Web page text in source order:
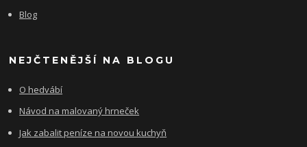
Blog
NEJČTENĚJŠÍ NA BLOGU
O hedvábí
Návod na malovaný hrneček
Jak zabalit peníze na novou kuchyň